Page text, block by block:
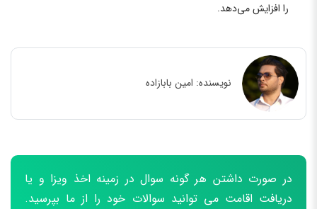
را افزایش می‌دهد.
نویسنده: امین بابازاده
در صورت داشتن هر گونه سوال در زمینه اخذ ویزا و یا
دریافت اقامت می توانید سوالات خود را از ما بپرسید.